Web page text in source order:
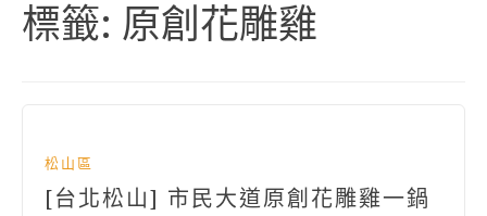
標籤: 原創花雕雞
松山區
[台北松山] 市民大道原創花雕雞一鍋